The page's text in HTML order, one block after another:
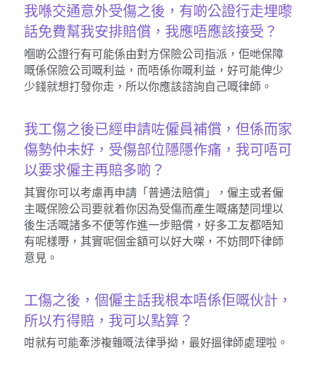
我喺交通意外受傷之後，有啲公證行走埋嚟
話免費幫我安排賠償，我應唔應該接受？
嗰啲公證行有可能係由對方保險公司指派，佢哋保障
嘅係保險公司嘅利益，而唔係你嘅利益，好可能俾少
少錢就想打發你走，所以你應該諮詢自己嘅律師。
我工傷之後已經申請咗僱員補償，但係而家
傷勢仲未好，受傷部位隱隱作痛，我可唔可
以要求僱主再賠多啲？
其實你可以考慮再申請「普通法賠償」，僱主或者僱
主嘅保險公司要就着你因為受傷而產生嘅痛楚同埋以
後生活嘅諸多不便等作進一步賠償，好多工友都唔知
有呢樣嘢，其實呢個金額可以好大㗎，不妨問吓律師
意見。
工傷之後，個僱主話我根本唔係佢嘅伙計，
所以冇得賠，我可以點算？
咁就有可能牽涉複雜嘅法律爭拗，最好搵律師處理啦。